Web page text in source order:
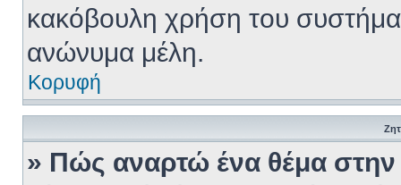
κακόβουλη χρήση του
ανώνυμα μέλη.
Κορυφή
» Πώς αναρτώ ένα θέμα